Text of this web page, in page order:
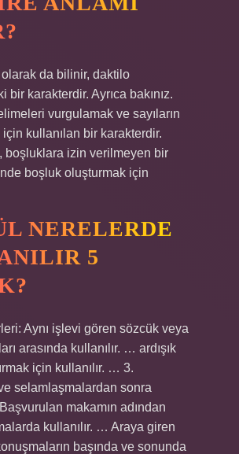
da bilinir, daktilo
bir karakterdir. Ayrıca bakınız.
vurgulamak ve sayıların
için kullanılan bir karakterdir.
boşluklara izin verilmeyen bir
boşluk oluşturmak için
NERELERDE
5
Aynı işlevi gören sözcük veya
arasında kullanılır. … ardışık
için kullanılır. … 3.
selamlaşmalardan sonra
makamın adından
kullanılır. … Araya giren
başında ve sonunda